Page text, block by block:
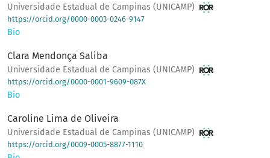
Universidade Estadual de Campinas (UNICAMP)
https://orcid.org/0000-0003-0246-9147
Bio
Clara Mendonça Saliba
Universidade Estadual de Campinas (UNICAMP)
https://orcid.org/0000-0001-9609-087X
Bio
Caroline Lima de Oliveira
Universidade Estadual de Campinas (UNICAMP)
https://orcid.org/0009-0005-8877-1110